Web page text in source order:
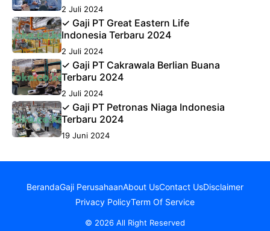
2 Juli 2024
✓ Gaji PT Great Eastern Life
Indonesia Terbaru 2024
2 Juli 2024
✓ Gaji PT Cakrawala Berlian Buana
Terbaru 2024
2 Juli 2024
✓ Gaji PT Petronas Niaga Indonesia
Terbaru 2024
19 Juni 2024
BerandaGaji PerusahaanAbout UsContact UsDisclaimer
Privacy PolicyTerm Of Service
© 2026 All Right Reserved